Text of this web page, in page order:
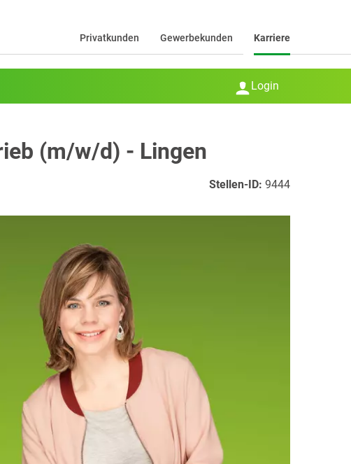
Privatkunden Gewerbekunden Karriere
Login
(m/w/d) - Lingen
Stellen-ID: 9444